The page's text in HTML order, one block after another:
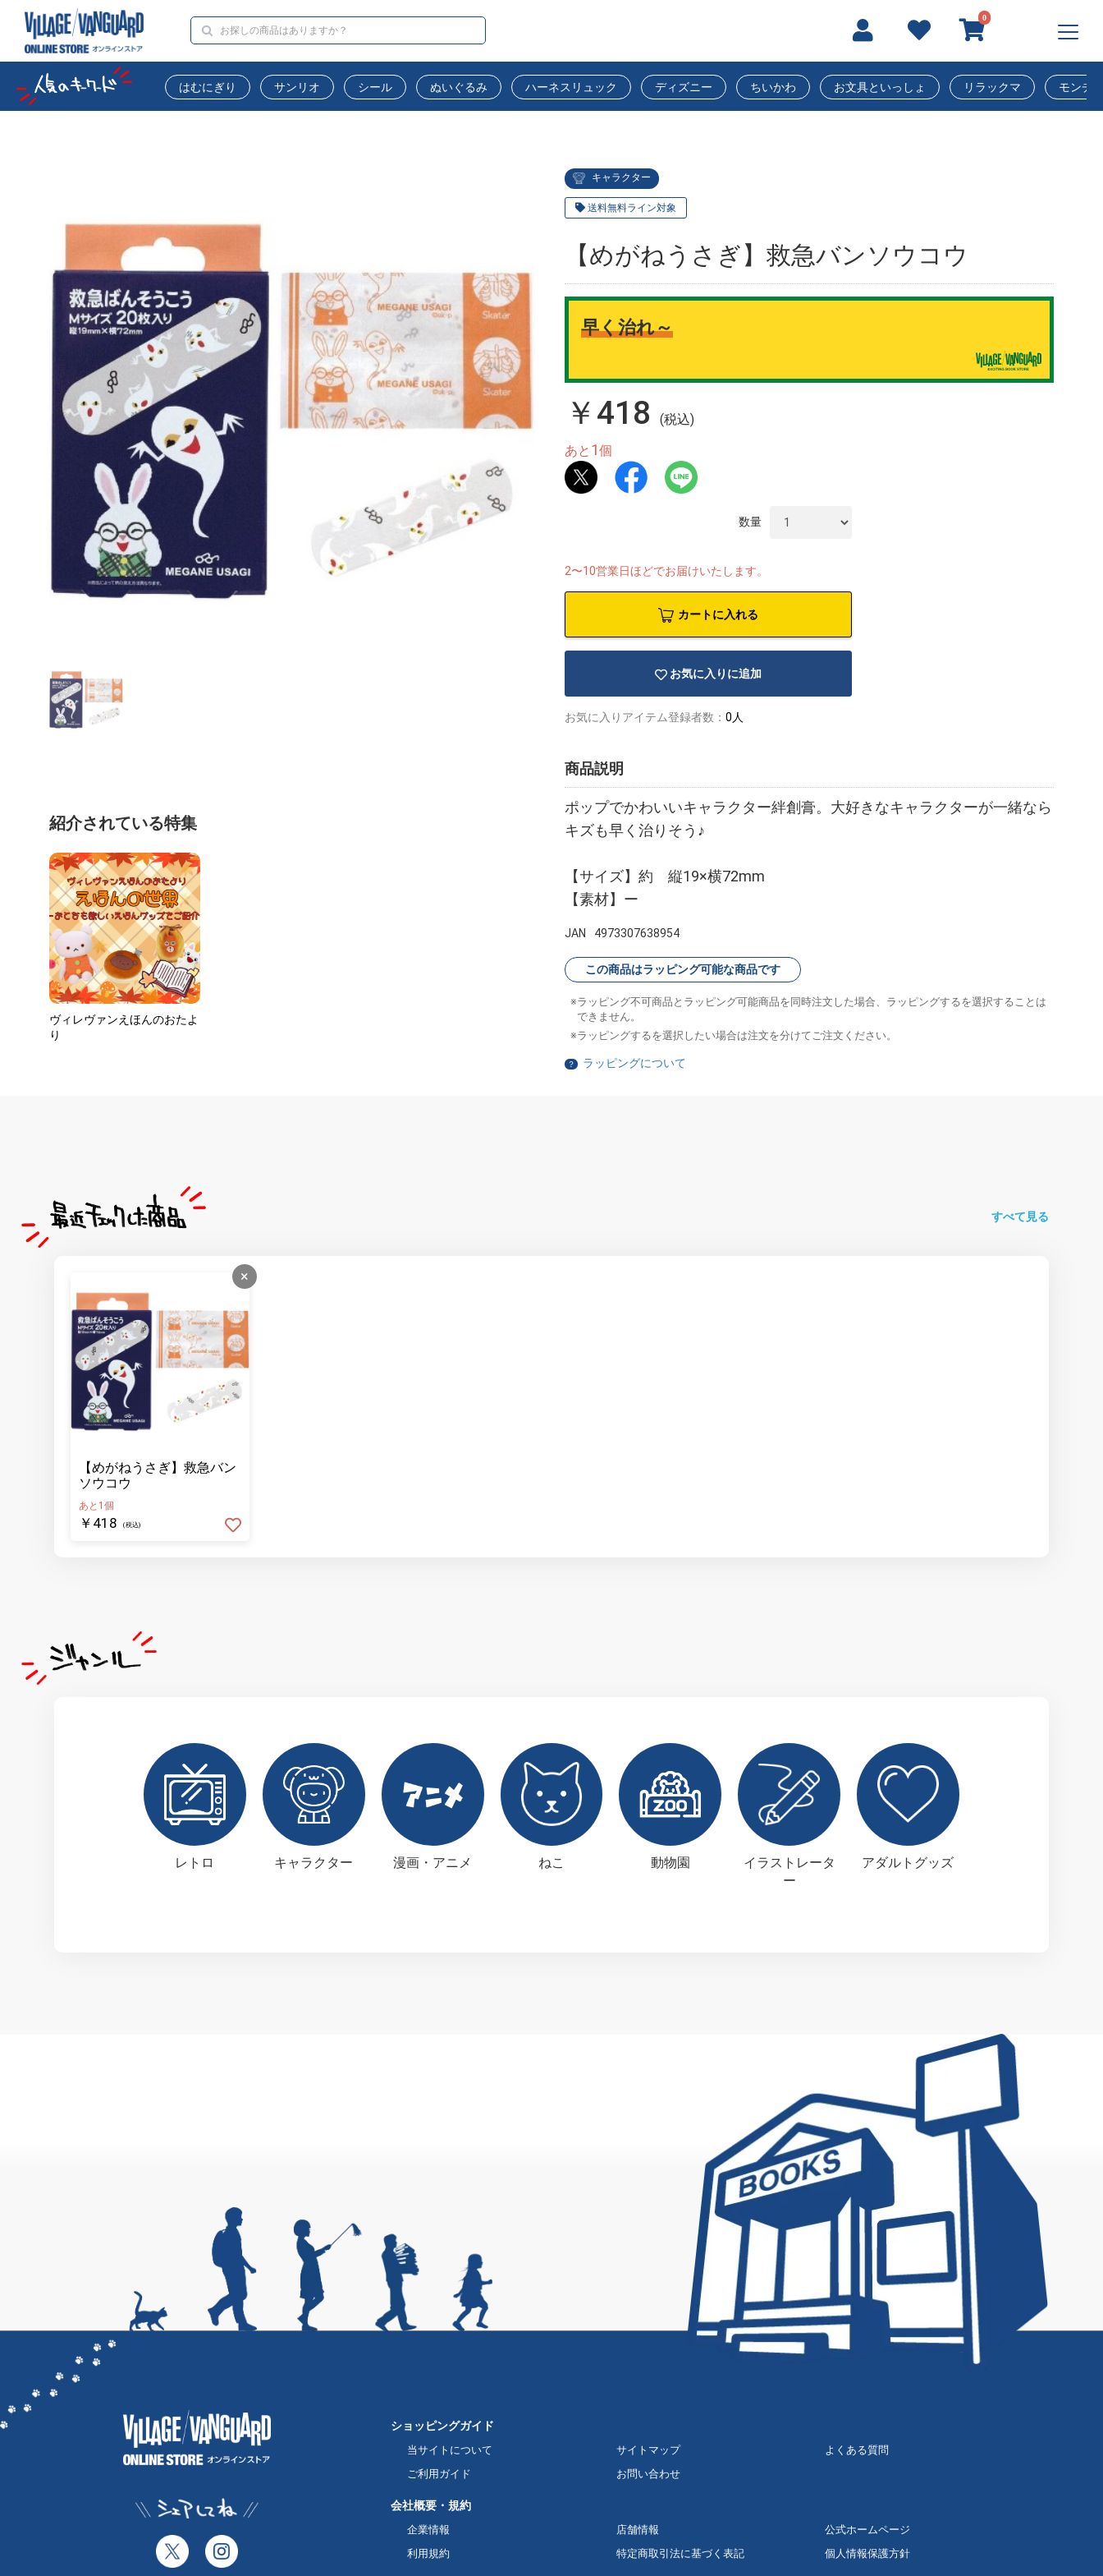
0
はむにぎり サンリオ シール ぬいぐるみ ハーネスリュック ディズニー ちいかわ お文具といっしょ リラックマ モンチ
キャラクター
送料無料ライン対象
【めがねうさぎ】救急バンソウコウ
早く治れ～
￥418
(税込)
あと 1個
数量
2〜10営業日ほどでお届けいたします。
カートに入れる
お気に入りに追加
お気に入りアイテム登録者数： 0人
商品説明
ポップでかわいいキャラクター絆創膏。大好きなキャラクターが一緒なら
キズも早く治りそう♪
【サイズ】約 縦19×横72mm
【素材】ー
JAN 4973307638954
この商品はラッピング可能な商品です
ラッピング不可商品とラッピング可能商品を同時注文した場合、ラッピングするを選択することは
できません。
ラッピングするを選択したい場合は注文を分けてご注文ください。
？ ラッピングについて
紹介されている特集
ヴィレヴァンえほんのおたよ
り
すべて見る
×
【めがねうさぎ】救急バン
ソウコウ
あと1個
￥418 (税込)
レトロ キャラクター 漫画・アニメ ねこ 動物園
イラストレータ
ー
アダルトグッズ
ショッピングガイド
当サイトについて サイトマップ
よくある質問
ご利用ガイド
お問い合わせ
会社概要・規約
企業情報 店舗情報
公式ホームページ
利用規約
特定商取引法に基づく表記 個人情報保護方針